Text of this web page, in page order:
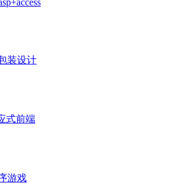
装设计
式前端
游戏